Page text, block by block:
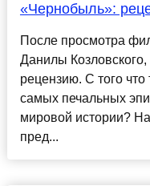
«Чернобыль»:
После просмотра
Данилы
рецензию. С того
самых печальных
мировой истории?
пред...